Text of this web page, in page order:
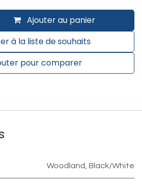
Ajouter au panier
pour comparer
à la liste de souhaits
Woodland Black/White